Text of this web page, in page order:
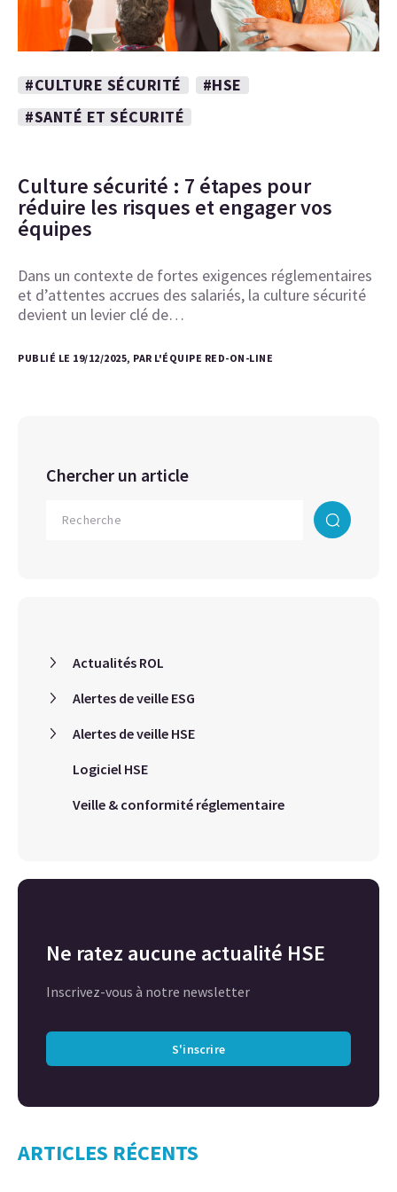
#CULTURE SÉCURITÉ
#HSE
#SANTÉ ET SÉCURITÉ
Culture sécurité : 7 étapes pour
réduire les risques et engager vos
équipes
Dans un contexte de fortes exigences réglementaires
et d’attentes accrues des salariés, la culture sécurité
devient un levier clé de…
PUBLIÉ LE 19/12/2025, PAR L'ÉQUIPE RED-ON-LINE
Chercher un article
Actualités ROL
Alertes de veille ESG
Alertes de veille HSE
Logiciel HSE
Veille & conformité réglementaire
Ne ratez aucune actualité HSE
Inscrivez-vous à notre newsletter
S'inscrire
ARTICLES RÉCENTS